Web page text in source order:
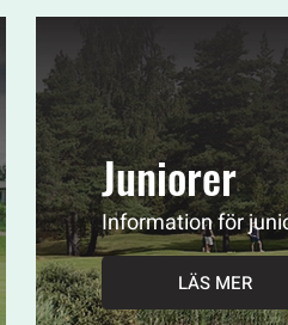
Juniorer
Information för
LÄS MER